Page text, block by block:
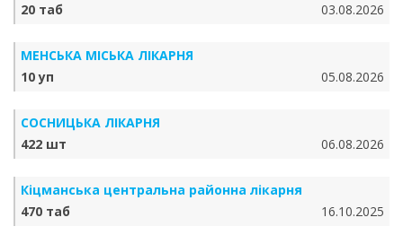
20 таб 03.08.2026
МЕНСЬКА МІСЬКА ЛІКАРНЯ
10 уп
05.08.2026
СОСНИЦЬКА ЛІКАРНЯ
422 шт
06.08.2026
Кіцманська центральна районна лікарня
470 таб
16.10.2025